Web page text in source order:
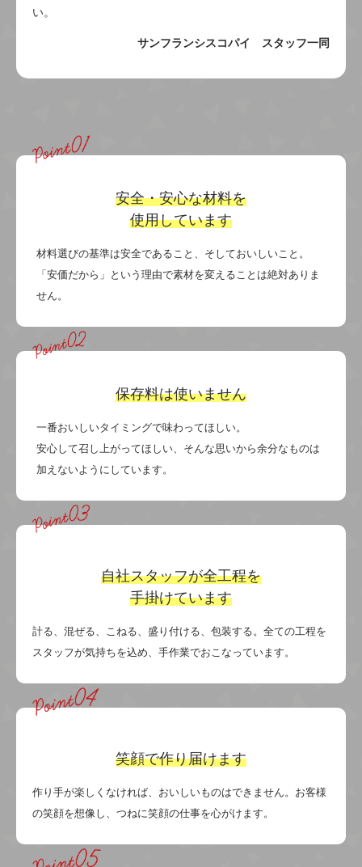
い。
サンフランシスコパイ スタッフ一同
安全・安心な材料を
使用しています
材料選びの基準は安全であること、そしておいしいこと。
「安価だから」という理由で素材を変えることは絶対ありま
せん。
保存料は使いません
一番おいしいタイミングで味わってほしい。
安心して召し上がってほしい、そんな思いから余分なものは
加えないようにしています。
自社スタッフが全工程を
手掛けています
計る、混ぜる、こねる、盛り付ける、包装する。全ての工程を
スタッフが気持ちを込め、手作業でおこなっています。
笑顔で作り届けます
作り手が楽しくなければ、おいしいものはできません。お客様
の笑顔を想像し、つねに笑顔の仕事を心がけます。